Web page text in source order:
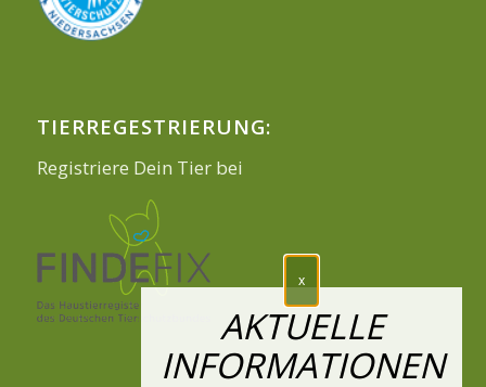
TIERREGESTRIERUNG:
Registriere Dein Tier bei